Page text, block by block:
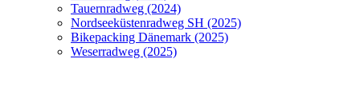
Tauernradweg (2024)
Nordseeküstenradweg SH (2025)
Bikepacking Dänemark (2025)
Weserradweg (2025)